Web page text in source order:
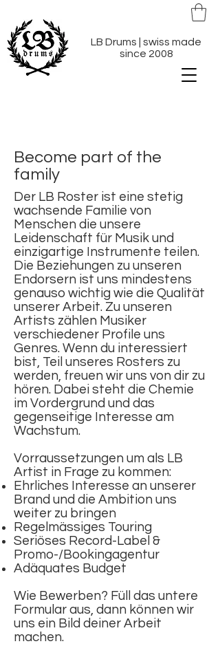
LB Drums | swiss made
since 2008
Become part of the
family
Der LB Roster ist eine stetig
wachsende Familie von
Menschen die unsere
Leidenschaft für Musik und
einzigartige Instrumente teilen.
Die Beziehungen zu unseren
Endorsern ist uns mindestens
genauso wichtig wie die Qualität
unserer Arbeit. Zu unseren
Artists zählen Musiker
verschiedener Profile uns
Genres. Wenn du interessiert
bist, Teil unseres Rosters zu
werden, freuen wir uns von dir zu
hören. Dabei steht die Chemie
im Vordergrund und das
gegenseitige Interesse am
Wachstum.
Vorraussetzungen um als LB
Artist in Frage zu kommen:
Ehrliches Interesse an unserer
Brand und die Ambition uns
weiter zu bringen
Regelmässiges Touring
Seriöses Record-Label &
Promo-/Bookingagentur
Adäquates Budget
Wie Bewerben? Füll das untere
Formular aus, dann können wir
uns ein Bild deiner Arbeit
machen.